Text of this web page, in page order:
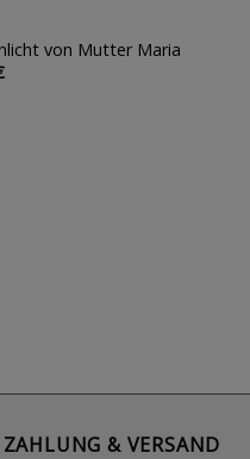
Auf die
von Mutter Maria
ZAHLUNG & VERSAND